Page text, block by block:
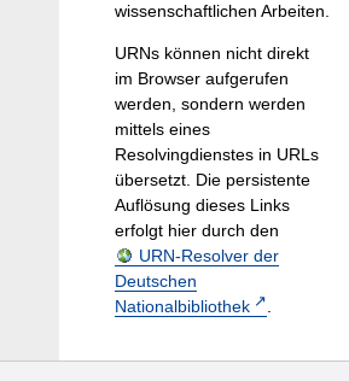
wissenschaftlichen Arbeiten.
URNs können nicht direkt
im Browser aufgerufen
werden, sondern werden
mittels eines
Resolvingdienstes in URLs
übersetzt. Die persistente
Auflösung dieses Links
erfolgt hier durch den
URN-Resolver der
Deutschen
Nationalbibliothek
.